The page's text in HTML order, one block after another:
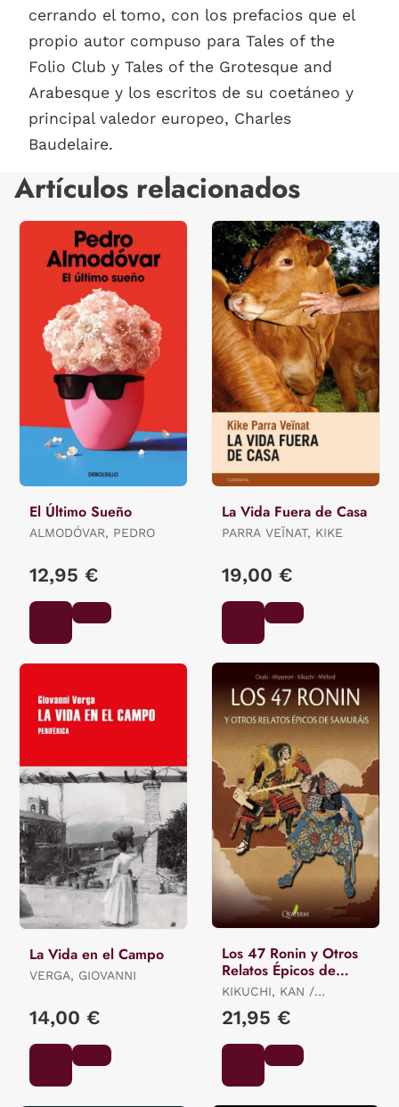
cerrando el tomo, con los prefacios que el
propio autor compuso para Tales of the
Folio Club y Tales of the Grotesque and
Arabesque y los escritos de su coetáneo y
principal valedor europeo, Charles
Baudelaire.
Artículos relacionados
El Último Sueño
ALMODÓVAR, PEDRO
12,95 €
La Vida Fuera de Casa
PARRA VEÏNAT, KIKE
19,00 €
La Vida en el Campo
VERGA, GIOVANNI
14,00 €
Los 47 Ronin y Otros
Relatos Épicos de
Samuráis
KIKUCHI, KAN /
OZAKI, YEI THEODORA /
21,95 €